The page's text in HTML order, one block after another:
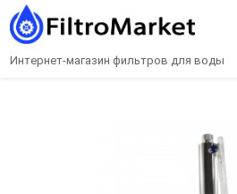
Интернет-магазин фильтров для воды